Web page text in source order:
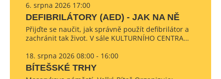
6. srpna 2026 17:00
DEFIBRILÁTORY (AED) - JAK NA NĚ
Přijďte se naučit, jak správně použít defibrilátor a
zachránit tak život. V sále KULTURNÍHO CENTRA…
18. srpna 2026 08:00 - 16:00
BÍTEŠSKÉ TRHY